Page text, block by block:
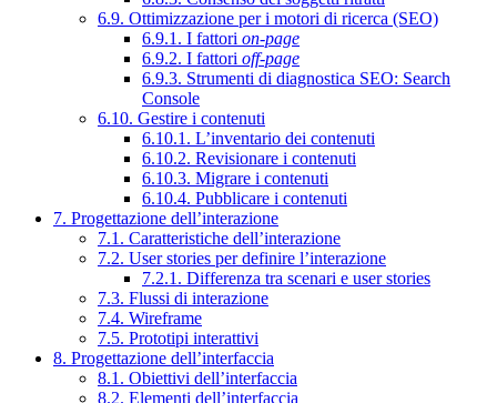
6.9. Ottimizzazione per i motori di ricerca (SEO)
6.9.1. I fattori on-page
6.9.2. I fattori off-page
6.9.3. Strumenti di diagnostica SEO: Search
Console
6.10. Gestire i contenuti
6.10.1. L’inventario dei contenuti
6.10.2. Revisionare i contenuti
6.10.3. Migrare i contenuti
6.10.4. Pubblicare i contenuti
7. Progettazione dell’interazione
7.1. Caratteristiche dell’interazione
7.2. User stories per definire l’interazione
7.2.1. Differenza tra scenari e user stories
7.3. Flussi di interazione
7.4. Wireframe
7.5. Prototipi interattivi
8. Progettazione dell’interfaccia
8.1. Obiettivi dell’interfaccia
8.2. Elementi dell’interfaccia